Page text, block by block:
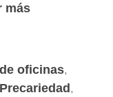
más
oficinas,
Precariedad ,